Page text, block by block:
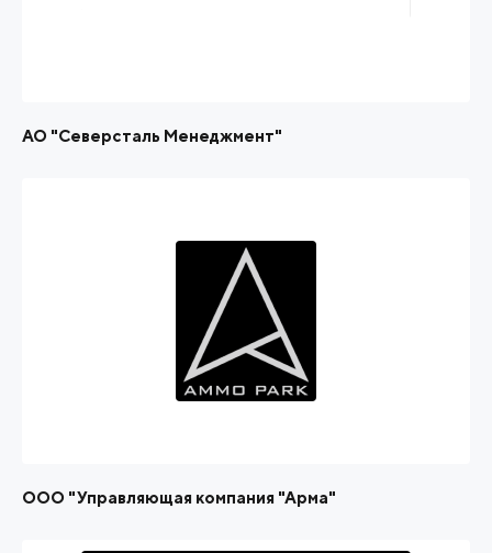
АО "Северсталь Менеджмент"
ООО "Управляющая компания "Арма"